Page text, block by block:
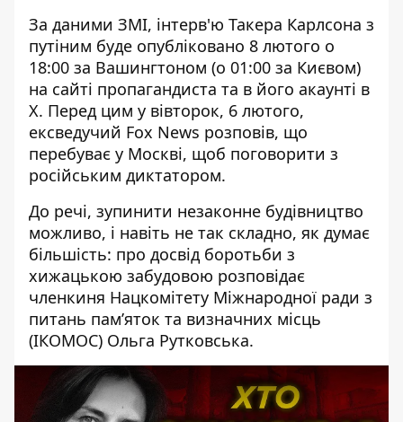
За даними ЗМІ, інтерв'ю Такера Карлсона з
путіним буде опубліковано 8 лютого о
18:00 за Вашингтоном (о 01:00 за Києвом)
на сайті пропагандиста та в його акаунті в
X. Перед цим у вівторок, 6 лютого,
ексведучий Fox News розповів, що
перебуває у Москві, щоб поговорити з
російським диктатором.
До речі, зупинити незаконне будівництво
можливо, і навіть не так складно, як думає
більшість: про досвід боротьби з
хижацькою забудовою розповідає
членкиня Нацкомітету Міжнародної ради з
питань пам’яток та визначних місць
(ІКОМОС) Ольга Рутковська.